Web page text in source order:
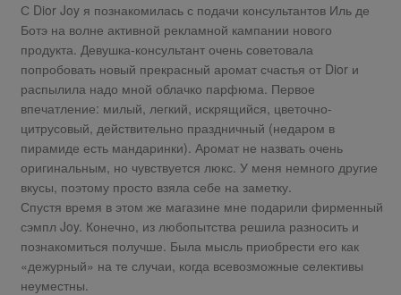
С Dior Joy я познакомилась с подачи консультантов Иль де
Ботэ на волне активной рекламной кампании нового
продукта. Девушка-консультант очень советовала
попробовать новый прекрасный аромат счастья от Dior и
распылила надо мной облачко парфюма. Первое
впечатление: милый, легкий, искрящийся, цветочно-
цитрусовый, действительно праздничный (недаром в
пирамиде есть мандаринки). Аромат не назвать очень
оригинальным, но чувствуется люкс. У меня немного другие
вкусы, поэтому просто взяла себе на заметку.
Спустя время в этом же магазине мне подарили фирменный
сэмпл Joy. Конечно, из любопытства решила разносить и
познакомиться получше. Была мысль приобрести его как
«дежурный» на те случаи, когда всевозможные селективы
неуместны.